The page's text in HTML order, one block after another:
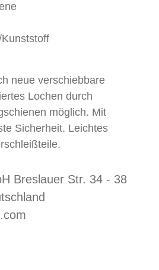
neue verschiebbare
Lochen durch
möglich. Mit
Sicherheit. Leichtes
Breslauer Str. 34 - 38